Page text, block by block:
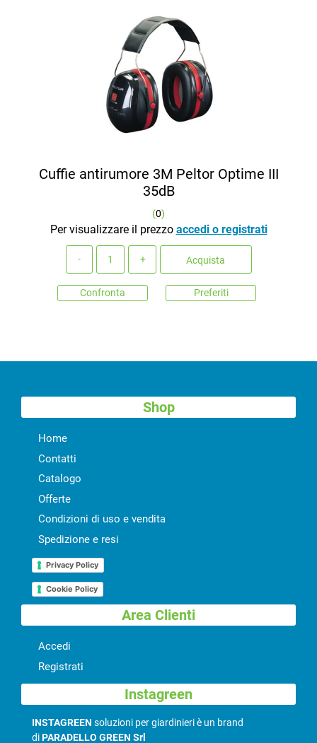
Cuffie antirumore 3M Peltor Optime III
35dB
(0)
Per visualizzare il prezzo accedi o registrati
Acquista
Confronta Preferiti
Shop
Home
Contatti
Catalogo
Offerte
Condizioni di uso e vendita
Spedizione e resi
Privacy Policy
Cookie Policy
Area Clienti
Accedi
Registrati
Instagreen
INSTAGREEN soluzioni per giardinieri è un brand
diPARADELLO GREEN Srl